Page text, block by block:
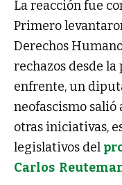
La reacción fue
Primero
Derechos
rechazos desde la
enfrente, un
neofascismo salió
otras iniciativas,
legislativos del
Carlos